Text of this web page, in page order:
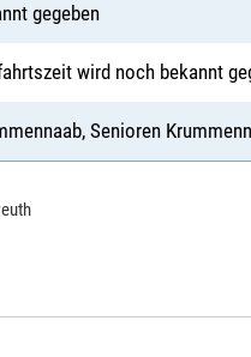
gegeben
wird noch bekannt
Senioren